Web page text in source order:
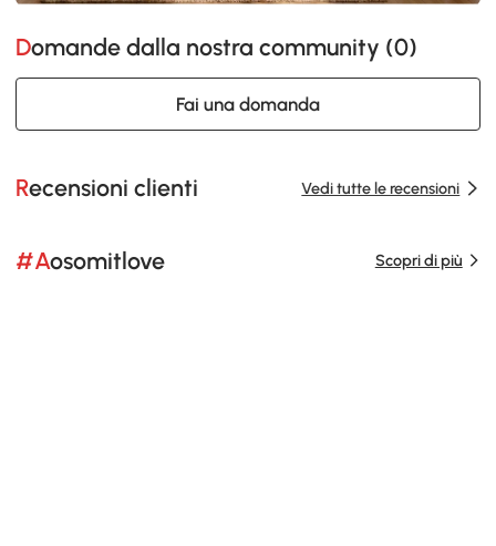
Domande dalla nostra community (0)
Fai una domanda
Recensioni clienti Vedi tutte le recensioni
#Aosomitlove Scopri di più